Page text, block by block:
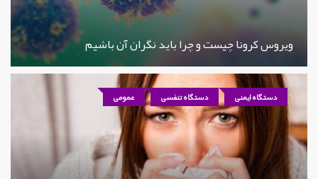
ویروس کرونا چیست و چرا باید نگران آن باشیم
دستگاه ایمنی دستگاه تنفسی عمومی